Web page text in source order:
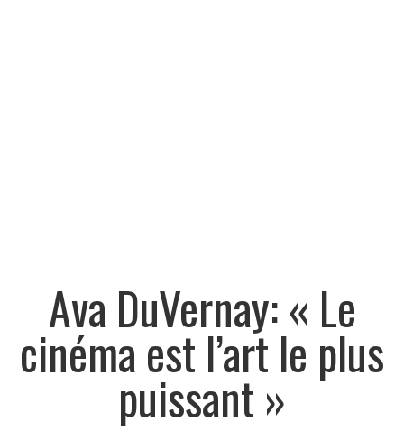
Ava DuVernay: « Le
cinéma est l’art le plus
puissant »